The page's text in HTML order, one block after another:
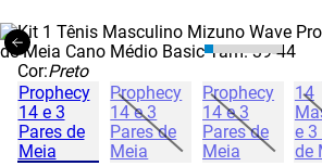
Cor:Preto